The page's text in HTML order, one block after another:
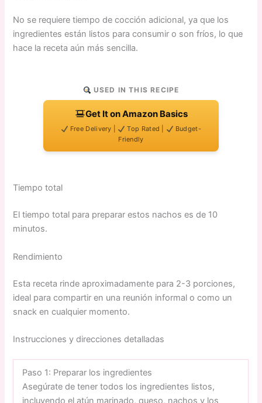
No se requiere tiempo de cocción adicional, ya que los
ingredientes están listos para consumir o son fríos, lo que
hace la receta aún más sencilla.
USED IN THIS RECIPE
Get It on Amazon Basics
Free Delivery | Top Rated |
Budget-
Friendly
Tiempo total
El tiempo total para preparar estos nachos es de 10
minutos.
Rendimiento
Esta receta rinde aproximadamente para 2-3 porciones,
ideal para compartir en una reunión informal o como un
snack en cualquier momento.
Instrucciones y direcciones detalladas
Paso 1: Preparar los ingredientes
Asegúrate de tener todos los ingredientes listos,
incluyendo el atún marinado, queso, nachos y los